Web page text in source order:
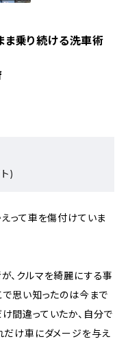
乗り続ける洗車術
)
って車を傷付けていま
、クルマを綺麗にする事
で思い知ったのは今まで
間違っていたか、自分で
だけ⾞にダメージを与え